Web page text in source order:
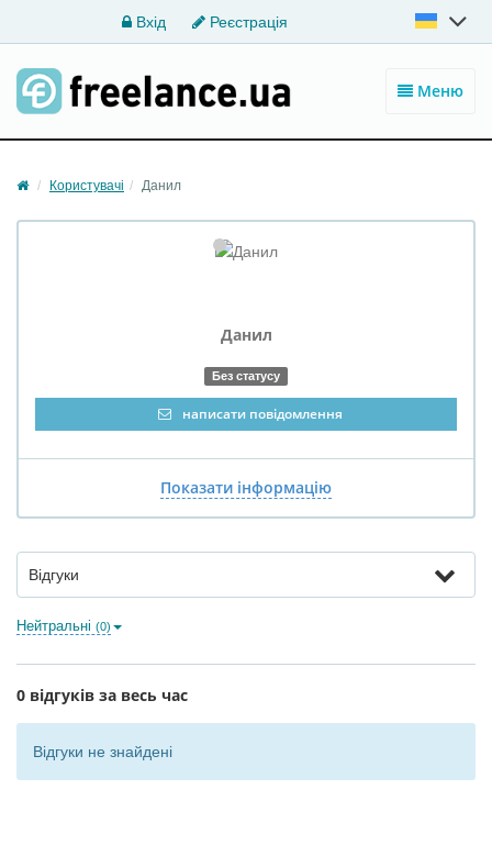
Вхід Реєстрація
Меню
Користувачі Данил
Данил
Без статусу
написати повідомлення
Показати інформацію
Відгуки
Нейтральні (0)
0 відгуків за весь час
Відгуки не знайдені